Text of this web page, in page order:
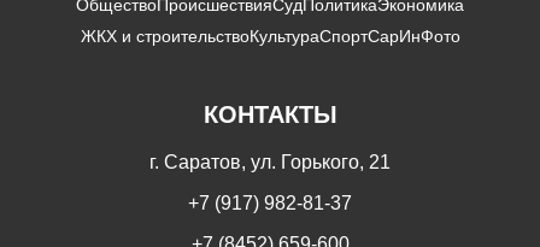
ОбществоПроисшествияСудПолитикаЭкономика
ЖКХ и строительствоКультураСпортСарИнФото
КОНТАКТЫ
г. Саратов, ул. Горького, 21
+7 (917) 982-81-37